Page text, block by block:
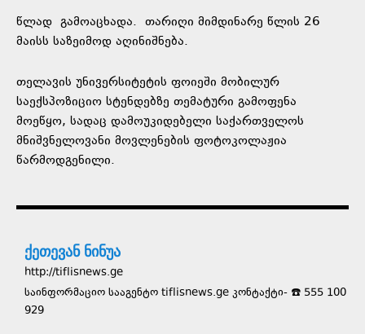
წლად გამოაცხადა. თარიღი მიმდინარე წლის 26
მაისს საზეიმოდ აღინიშნება.
თელავის უნივერსიტეტის ფოიეში მობილურ
საექსპოზიციო სტენდებზე თემატური გამოფენა
მოეწყო, სადაც დამოუკიდებელი საქართველოს
მნიშვნელოვანი მოვლენების ფოტოკოლაჟია
წარმოდგენილი.
ქეთევან ნინუა
http://tiflisnews.ge
საინფორმაციო სააგენტო tiflisnews.ge კონტაქტი- ☎️ 555 100
929